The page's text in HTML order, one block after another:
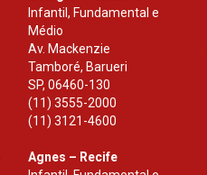
Infantil, Fundamental e
Médio
Av. Mackenzie
Tamboré, Barueri
SP,06460-130
(11) 3555-2000
(11) 3121-4600
Agnes – Recife